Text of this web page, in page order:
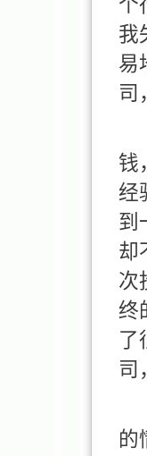
个
我
易
司
钱
经
到
却
次
终
了
司
的